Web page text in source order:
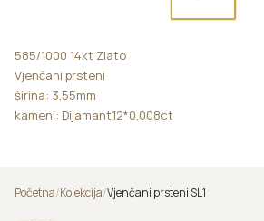
585/1000 14kt Zlato
Vjenčani prsteni
širina: 3,55mm
kameni: Dijamant12*0,008ct
Početna/Kolekcija/Vjenčani prsteni SL1